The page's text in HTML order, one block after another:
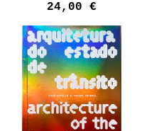
24,00 €